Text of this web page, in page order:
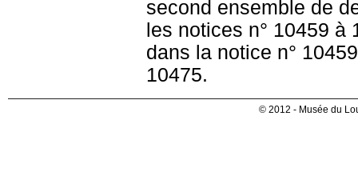
second ensemble de
les notices n° 10459
dans la notice n°
10475.
© 2012 - Musée du